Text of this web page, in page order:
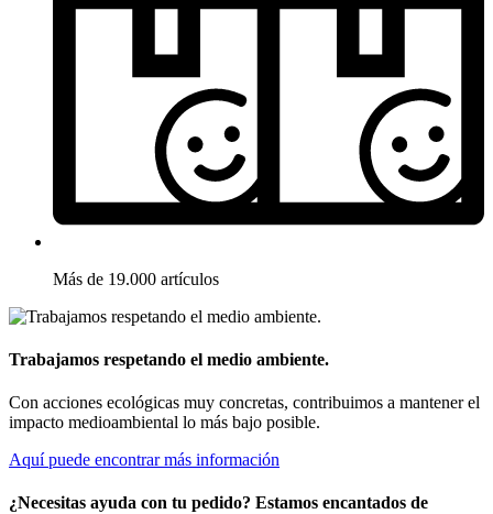
Más de 19.000 artículos
Trabajamos respetando el medio ambiente.
Con acciones ecológicas muy concretas, contribuimos a mantener el
impacto medioambiental lo más bajo posible.
Aquí puede encontrar más información
¿Necesitas ayuda con tu pedido? Estamos encantados de